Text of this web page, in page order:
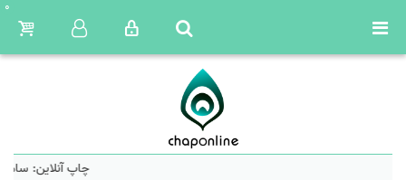
0
چاپ آنلاین: